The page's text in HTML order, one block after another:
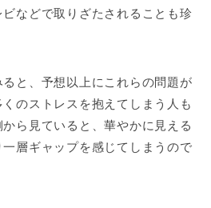
などで取りざたされることも珍
と、予想以上にこれらの問題が
のストレスを抱えてしまう人も
ら見ていると、華やかに見える
層ギャップを感じてしまうので